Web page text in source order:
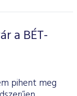
a BÉT-
pihent meg